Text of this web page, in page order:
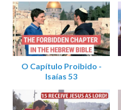
O Capítulo Proibido -
Isaías 53